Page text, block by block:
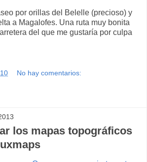
por orillas del Belelle (precioso) y
a Magalofes. Una ruta muy bonita
del que me gustaría por culpa
No hay comentarios:
los mapas topográficos